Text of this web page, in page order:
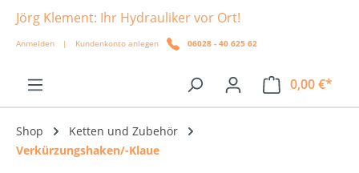
springen
Jörg Klement: Ihr Hydrauliker vor Ort!
Anmelden | Kundenkonto anlegen 06028 - 40 625 62
0,00 €*
Shop
Ketten und Zubehör
Verkürzungshaken/-Klaue